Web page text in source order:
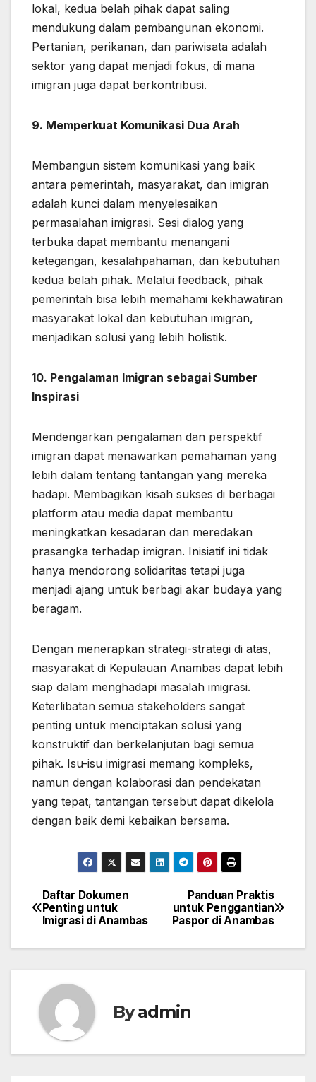
lokal, kedua belah pihak dapat saling
mendukung dalam pembangunan ekonomi.
Pertanian, perikanan, dan pariwisata adalah
sektor yang dapat menjadi fokus, di mana
imigran juga dapat berkontribusi.
9. Memperkuat Komunikasi Dua Arah
Membangun sistem komunikasi yang baik
antara pemerintah, masyarakat, dan imigran
adalah kunci dalam menyelesaikan
permasalahan imigrasi. Sesi dialog yang
terbuka dapat membantu menangani
ketegangan, kesalahpahaman, dan kebutuhan
kedua belah pihak. Melalui feedback, pihak
pemerintah bisa lebih memahami kekhawatiran
masyarakat lokal dan kebutuhan imigran,
menjadikan solusi yang lebih holistik.
10. Pengalaman Imigran sebagai Sumber
Inspirasi
Mendengarkan pengalaman dan perspektif
imigran dapat menawarkan pemahaman yang
lebih dalam tentang tantangan yang mereka
hadapi. Membagikan kisah sukses di berbagai
platform atau media dapat membantu
meningkatkan kesadaran dan meredakan
prasangka terhadap imigran. Inisiatif ini tidak
hanya mendorong solidaritas tetapi juga
menjadi ajang untuk berbagi akar budaya yang
beragam.
Dengan menerapkan strategi-strategi di atas,
masyarakat di Kepulauan Anambas dapat lebih
siap dalam menghadapi masalah imigrasi.
Keterlibatan semua stakeholders sangat
penting untuk menciptakan solusi yang
konstruktif dan berkelanjutan bagi semua
pihak. Isu-isu imigrasi memang kompleks,
namun dengan kolaborasi dan pendekatan
yang tepat, tantangan tersebut dapat dikelola
dengan baik demi kebaikan bersama.
Post
navigation
Panduan Praktis
untuk Penggantian
Paspor di Anambas
Daftar Dokumen
Penting untuk
Imigrasi di Anambas
Byadmin